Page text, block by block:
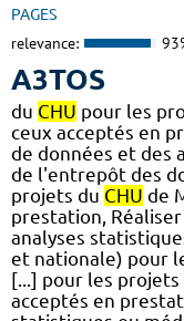
PAGES
relevance:
A3TOS
du CHU pour les
ceux acceptés en
de données et des
de l'entrepôt des
projets du CHU de
prestation,
analyses
et nationale) pour
[...] pour les projets
acceptés en